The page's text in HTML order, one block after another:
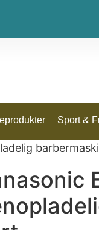
Sport &